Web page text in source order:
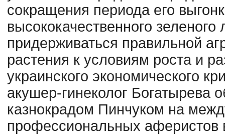
сокращения периода его
высококачественного
придерживаться правильной
растения к условиям роста и
украинского экономического
акушер-гинеколог
казнокрадом Пинчуком на
профессиональных аферистов